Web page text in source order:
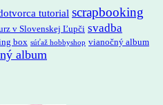
tutorial scrapbooking
v Slovenskej Ľupči svadba
box súťaž hobbyshop vianočný album
album